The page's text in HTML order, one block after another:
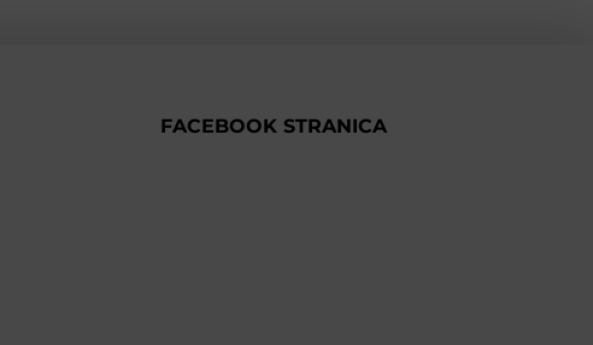
FACEBOOK STRANICA